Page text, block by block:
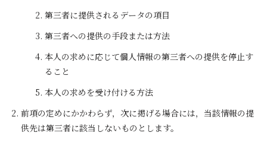
第三者に提供されるデータの項目
第三者への提供の手段または方法
本人の求めに応じて個人情報の第三者への提供を停止す
ること
本人の求めを受け付ける方法
前項の定めにかかわらず，次に掲げる場合には，当該情報の提
供先は第三者に該当しないものとします。